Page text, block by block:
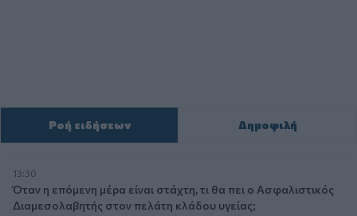
Ροή ειδήσεων Δημοφιλή
13:30
Όταν η επόμενη μέρα είναι στάχτη, τι θα πει ο Ασφαλιστικός
Διαμεσολαβητής στον πελάτη κλάδου υγείας;